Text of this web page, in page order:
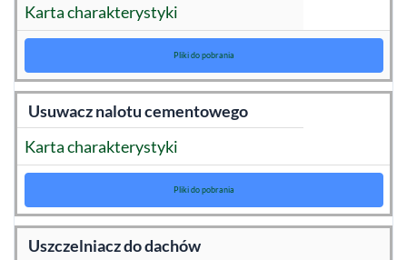
Karta charakterystyki
Pliki do pobrania
Usuwacz nalotu cementowego
Karta charakterystyki
Pliki do pobrania
Uszczelniacz do dachów